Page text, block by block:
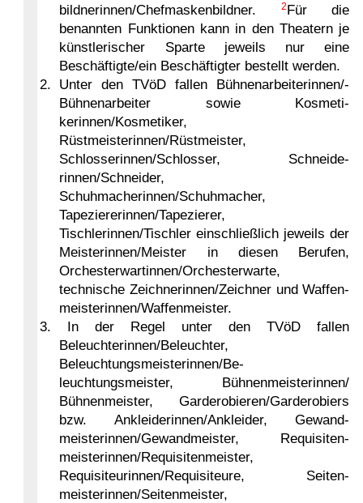
bildnerinnen/Chefmaskenbildner.
2Für die
benannten Funktionen kann in den Theatern je
künstlerischer Sparte jeweils nur eine
Beschäftigte/ein Beschäftigter bestellt werden.
2. Unter den TVöD fallen Bühnenarbeiterin­nen/­
Bühnen­arbeiter sowie Kosmeti­
kerinnen/Kosmetiker,
Rüstmeisterinnen/Rüstmeister,
Schlosserinnen/Schlosser, Schneide­
rinnen/Schneider,
Schuhmacherinnen/Schuhmacher,
Tapeziererinnen/Tapezierer,
Tischlerinnen/Tischler einschließlich jeweils der
Meisterinnen/Meister in diesen Berufen,
Orchester­wartinnen/Orchesterwarte,
technische Zeichnerinnen/Zeichner und Waffen­
meisterinnen/Waffenmeister.
3. In der Regel unter den TVöD fallen
Beleuchterinnen/Beleuchter,
Beleuchtungsmeisterinnen/Be­
leuchtungsmeister, Bühnenmeisterinnen/
Bühnenmeister, Garderobieren/Garderobiers
bzw. Ankleiderinnen/Ankleider, Gewand­
meisterinnen/Gewandmeister, Requisiten­
meisterinnen/Requisitenmeister,
Requisiteurinnen/Requisiteure, Seiten­
meisterinnen/Seitenmeister,